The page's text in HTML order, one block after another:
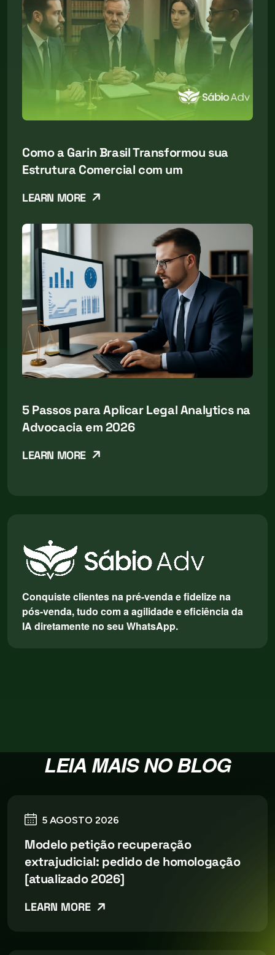
Como a Garin Brasil Transformou sua
Estrutura Comercial com um
LEARN MORE
5 Passos para Aplicar Legal Analytics na
Advocacia em 2026
LEARN MORE
Conquiste clientes na pré-venda e fidelize na
pós-venda, tudo com a agilidade e eficiência da
IA diretamente no seu WhatsApp.
LEIA MAIS NO BLOG
5 AGOSTO 2026
Modelo petição recuperação
extrajudicial: pedido de homologação
[atualizado 2026]
LEARN MORE